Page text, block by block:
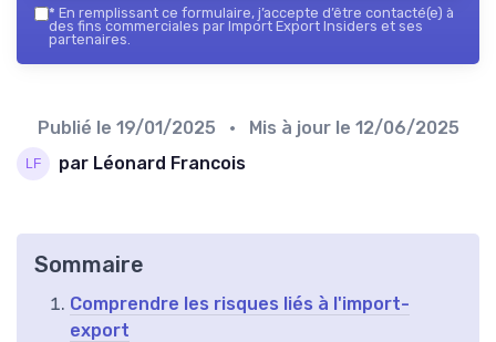
* En remplissant ce formulaire, j’accepte d’être contacté(e) à
des fins commerciales par Import Export Insiders et ses
partenaires.
Publié le 19/01/2025 • Mis à jour le 12/06/2025
par Léonard Francois
Sommaire
Comprendre les risques liés à l'import-
export